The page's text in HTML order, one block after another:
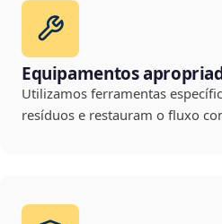
Equipamentos
Utilizamos ferramentas
resíduos e restauram o fluxo